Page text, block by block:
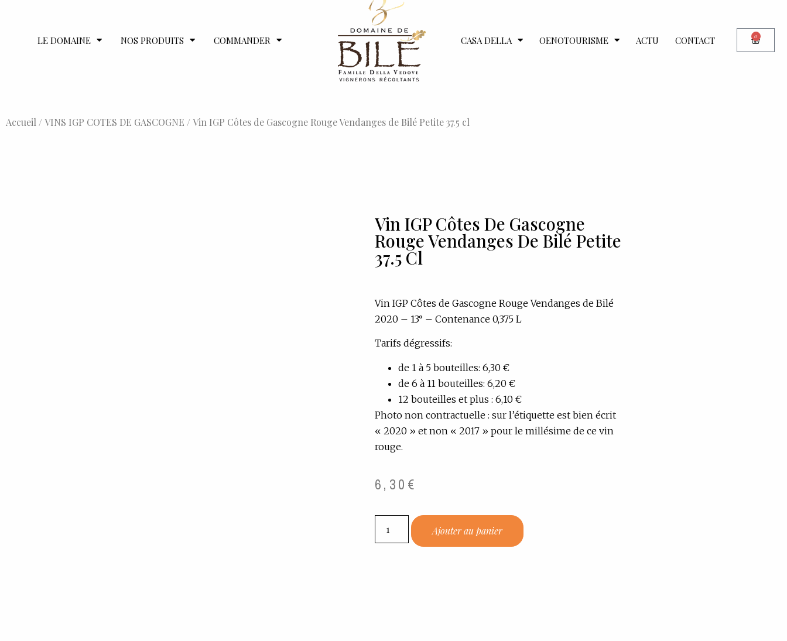
LE DOMAINE NOS PRODUITS COMMANDER CASA DELLA OENOTOURISME ACTU CONTACT 0
Accueil /VINS IGP COTES DE GASCOGNE / Vin IGP Côtes de Gascogne Rouge Vendanges de Bilé Petite 37.5 cl
Vin IGP Côtes De Gascogne
Rouge Vendanges De Bilé Petite
37.5 Cl
Vin IGP Côtes de Gascogne Rouge Vendanges de Bilé
2020 – 13° – Contenance 0,375 L
Tarifs dégressifs:
de 1 à 5 bouteilles: 6,30 €
de 6 à 11 bouteilles: 6,20 €
12 bouteilles et plus : 6,10 €
Photo non contractuelle : sur l’étiquette est bien écrit
« 2020 » et non « 2017 » pour le millésime de ce vin
rouge.
6,30 €
Ajouter au panier